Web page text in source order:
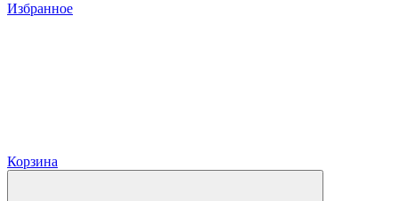
Избранное
Корзина